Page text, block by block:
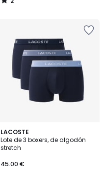
/
LACOSTE
Lote de 3 boxers, de algodón
stretch
45.00 €
5
/
5